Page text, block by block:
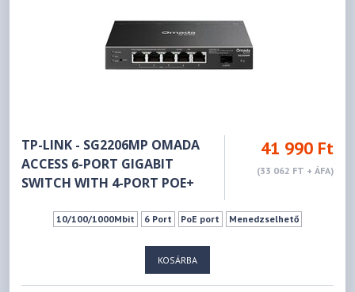
TP-LINK - SG2206MP OMADA
ACCESS 6-PORT GIGABIT
SWITCH WITH 4-PORT POE+
41 990 Ft
(33 062 FT + ÁFA)
10/100/1000Mbit 6 Port PoE port Menedzselhető
KOSÁRBA